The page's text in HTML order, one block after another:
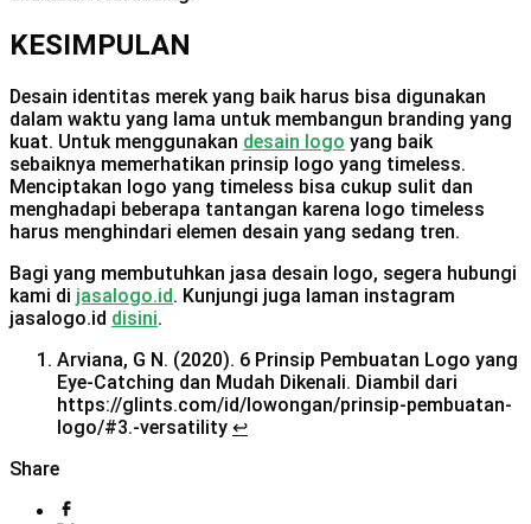
KESIMPULAN
Desain identitas merek yang baik harus bisa digunakan
dalam waktu yang lama untuk membangun branding yang
kuat. Untuk menggunakan desain logo yang baik
sebaiknya memerhatikan prinsip logo yang timeless.
Menciptakan logo yang timeless bisa cukup sulit dan
menghadapi beberapa tantangan karena logo timeless
harus menghindari elemen desain yang sedang tren.
Bagi yang membutuhkan jasa desain logo, segera hubungi
kami di jasalogo.id. Kunjungi juga laman instagram
jasalogo.id disini.
Arviana, G N. (2020). 6 Prinsip Pembuatan Logo yang
Eye-Catching dan Mudah Dikenali. Diambil dari
https://glints.com/id/lowongan/prinsip-pembuatan-
logo/#3.-versatility ↩︎
Share